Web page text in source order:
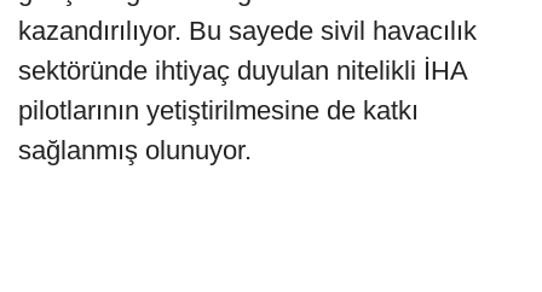
kazandırılıyor. Bu sayede sivil havacılık
sektöründe ihtiyaç duyulan nitelikli İHA
pilotlarının yetiştirilmesine de katkı
sağlanmış olunuyor.